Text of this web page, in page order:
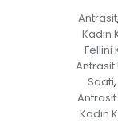
Antrasit,
Kadın
Fellini
Antrasit
Saati,
Antrasit
Kadın